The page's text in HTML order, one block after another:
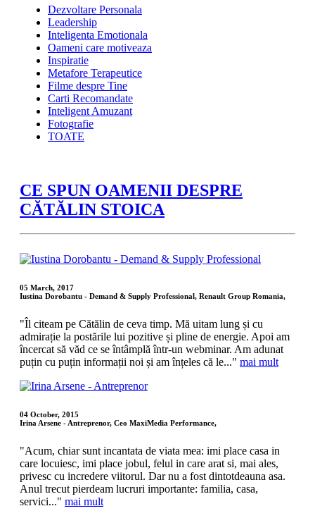
Dezvoltare Personala
Leadership
Inteligenta Emotionala
Oameni care motiveaza
Inspiratie
Metafore Terapeutice
Filme despre Tine
Carti Recomandate
Inteligent Amuzant
Fotografie
TOATE
CE SPUN OAMENII DESPRE
CĂTĂLIN STOICA
05 March, 2017
Iustina Dorobantu - Demand & Supply Professional, Renault Group Romania,
"Îl citeam pe Cătălin de ceva timp. Mă uitam lung și cu
admirație la postările lui pozitive și pline de energie. Apoi am
încercat să văd ce se întâmplă într-un webminar. Am adunat
puțin cu puțin informații noi și am înțeles că le..." mai mult
04 October, 2015
Irina Arsene - Antreprenor, Ceo MaxiMedia Performance,
"Acum, chiar sunt incantata de viata mea: imi place casa in
care locuiesc, imi place jobul, felul in care arat si, mai ales,
privesc cu incredere viitorul. Dar nu a fost dintotdeauna asa.
Anul trecut pierdeam lucruri importante: familia, casa,
servici..." mai mult